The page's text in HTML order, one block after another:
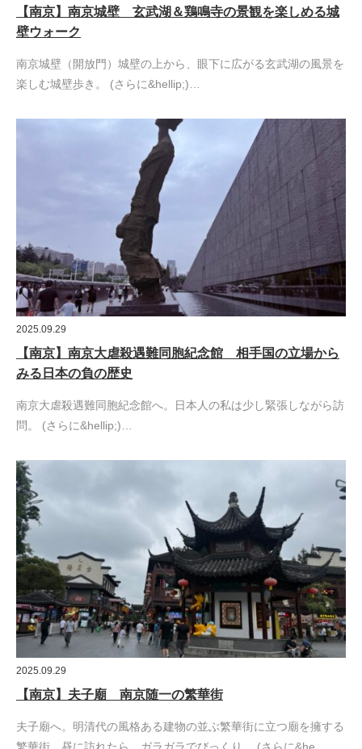
【南京】南京城壁 玄武湖＆鶏鳴寺の景観を楽しめる城
壁ウォーク
南京城壁（開放門）城壁の上から、眼下に広がる玄武湖の風景を
楽しむ城壁歩き。 (さらに&hellip;)…
2025.09.29
【南京】南京大虐殺遇難同胞紀念館 相手国の立場から
みる日本の負の歴史
南京大虐殺遇難同胞紀念館へ。日本人の私は少し緊張しながら訪
問。 (さらに&hellip;)…
2025.09.29
【南京】夫子廟 南京随一の繁華街
夫子廟へ。明清代の風格ある建物の並ぶ繁華街に立つ廟を擁する
繁華街。昼に訪れたら、ガラガラでびっくり。 (さらに&he…